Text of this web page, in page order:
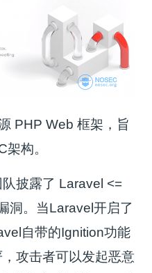
PHP Web 框架，旨
构。
披露了 Laravel <=
洞。当Laravel开启了
自带的Ignition功能
攻击者可以发起恶意